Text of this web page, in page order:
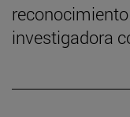
investigadora